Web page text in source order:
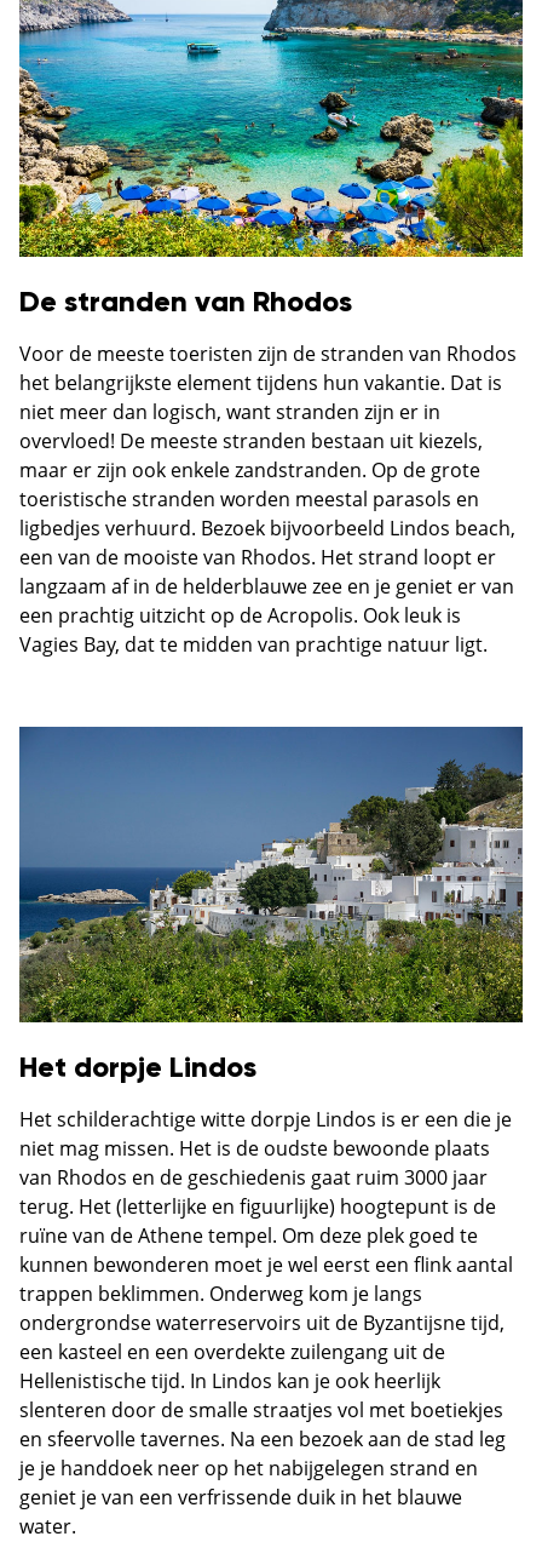
De stranden van Rhodos
Voor de meeste toeristen zijn de stranden van Rhodos
het belangrijkste element tijdens hun vakantie. Dat is
niet meer dan logisch, want stranden zijn er in
overvloed! De meeste stranden bestaan uit kiezels,
maar er zijn ook enkele zandstranden. Op de grote
toeristische stranden worden meestal parasols en
ligbedjes verhuurd. Bezoek bijvoorbeeld Lindos beach,
een van de mooiste van Rhodos. Het strand loopt er
langzaam af in de helderblauwe zee en je geniet er van
een prachtig uitzicht op de Acropolis. Ook leuk is
Vagies Bay, dat te midden van prachtige natuur ligt.
Het dorpje Lindos
Het schilderachtige witte dorpje Lindos is er een die je
niet mag missen. Het is de oudste bewoonde plaats
van Rhodos en de geschiedenis gaat ruim 3000 jaar
terug. Het (letterlijke en figuurlijke) hoogtepunt is de
ruïne van de Athene tempel. Om deze plek goed te
kunnen bewonderen moet je wel eerst een flink aantal
trappen beklimmen. Onderweg kom je langs
ondergrondse waterreservoirs uit de Byzantijsne tijd,
een kasteel en een overdekte zuilengang uit de
Hellenistische tijd. In Lindos kan je ook heerlijk
slenteren door de smalle straatjes vol met boetiekjes
en sfeervolle tavernes. Na een bezoek aan de stad leg
je je handdoek neer op het nabijgelegen strand en
geniet je van een verfrissende duik in het blauwe
water.